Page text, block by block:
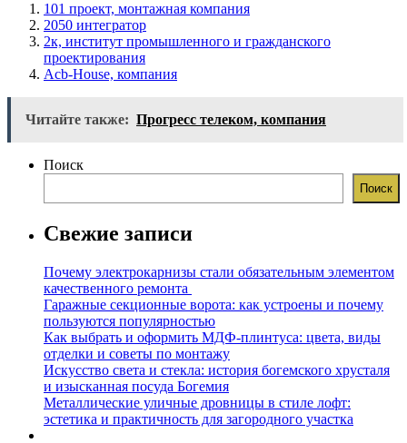
101 проект, монтажная компания
2050 интегратор
2к, институт промышленного и гражданского
проектирования
Acb-House, компания
Читайте также: Прогресс телеком, компания
Поиск
Поиск
Свежие записи
Почему электрокарнизы стали обязательным элементом
качественного ремонта
Гаражные секционные ворота: как устроены и почему
пользуются популярностью
Как выбрать и оформить МДФ-плинтуса: цвета, виды
отделки и советы по монтажу
Искусство света и стекла: история богемского хрусталя
и изысканная посуда Богемия
Металлические уличные дровницы в стиле лофт:
эстетика и практичность для загородного участка